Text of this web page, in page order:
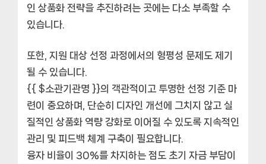
인 상품화 전략을 추진하려는 곳에는 다소 부족할 수
있습니다.
또한, 지원 대상 선정 과정에서의 형평성 문제도 제기
될 수 있습니다.
{{ $소관기관명 }}의 객관적이고 투명한 선정 기준 마
련이 중요하며, 단순히 디자인 개선에 그치지 않고 실
질적인 상품화 역량 강화로 이어질 수 있도록 지속적인
관리 및 피드백 체계 구축이 필요합니다.
융자 비율이 30%를 차지하는 점도 초기 자금 부담이